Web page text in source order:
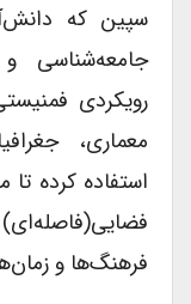
سپین که
جامعه‌شناسی و
رویکردی
معماری،
استفاده کرده تا
فرهنگ‌ها و